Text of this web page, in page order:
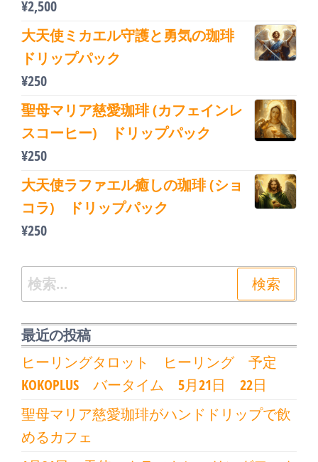
¥2,500
大天使ミカエル守護と勇気の珈琲
ドリップパック
¥250
聖母マリア慈愛珈琲 (カフェインレ
スコーヒー) ドリップパック
¥250
大天使ラファエル癒しの珈琲 (ショ
コラ) ドリップパック
¥250
検
索:
最近の投稿
ヒーリングタロット ヒーリング 予定
KOKOPLUS バータイム 5月21日 22日
聖母マリア慈愛珈琲がハンドドリップで飲
めるカフェ